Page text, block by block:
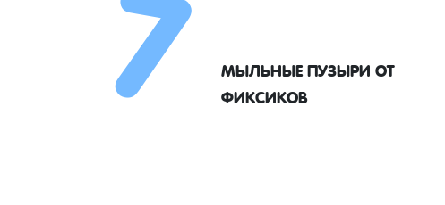
МЫЛЬНЫЕ ПУЗЫРИ ОТ
ФИКСИКОВ